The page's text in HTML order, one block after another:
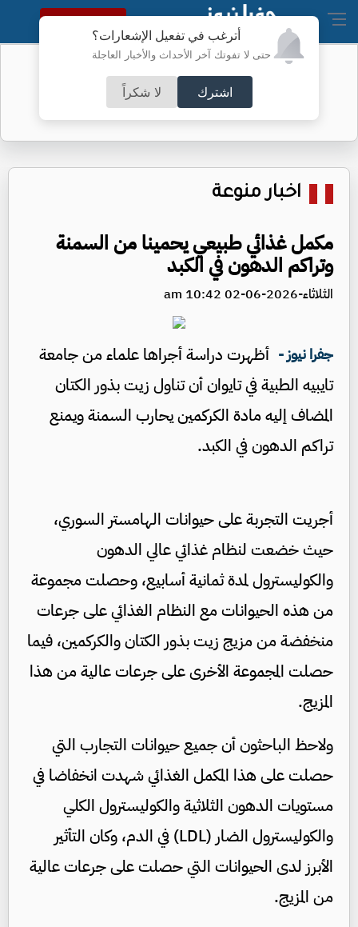
أترغب في تفعيل الإشعارات؟
حتى لا تفوتك آخر الأحداث والأخبار العاجلة
اشترك لا شكراً
النسخة الكاملة
اخبار منوعة
مكمل غذائي طبيعي يحمينا من السمنة
وتراكم الدهون في الكبد
الثلاثاء-2026-06-02 10:42 am
جفرا نيوز - أظهرت دراسة أجراها علماء من جامعة
تايبيه الطبية في تايوان أن تناول زيت بذور الكتان
المضاف إليه مادة الكركمين يحارب السمنة ويمنع
تراكم الدهون في الكبد.
أجريت التجربة على حيوانات الهامستر السوري،
حيث خضعت لنظام غذائي عالي الدهون
والكوليسترول لمدة ثمانية أسابيع، وحصلت مجموعة
من هذه الحيوانات مع النظام الغذائي على جرعات
منخفضة من مزيج زيت بذور الكتان والكركمين، فيما
حصلت المجموعة الأخرى على جرعات عالية من هذا
المزيج.
ولاحظ الباحثون أن جميع حيوانات التجارب التي
حصلت على هذا المكمل الغذائي شهدت انخفاضا في
مستويات الدهون الثلاثية والكوليسترول الكلي
والكوليسترول الضار (LDL) في الدم، وكان التأثير
الأبرز لدى الحيوانات التي حصلت على جرعات عالية
من المزيج.